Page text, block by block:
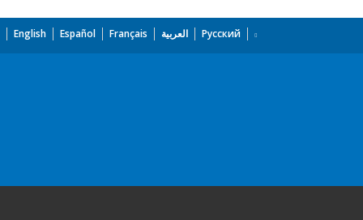
English Español Français العربية Русский